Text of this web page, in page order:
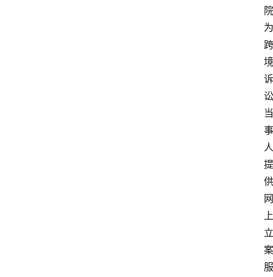
院
为
跨
境
诉
讼
当
事
人
提
供
网
上
立
案
服